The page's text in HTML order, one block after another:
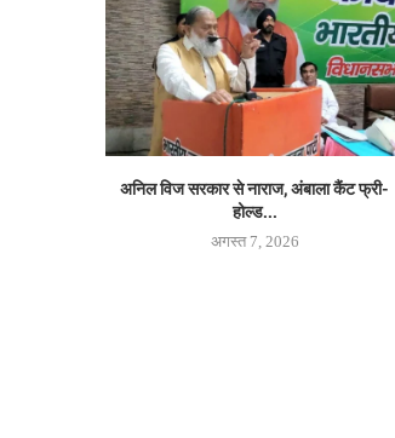
अनिल विज सरकार से नाराज, अंबाला कैंट फ्री-
होल्ड...
अगस्त 7, 2026